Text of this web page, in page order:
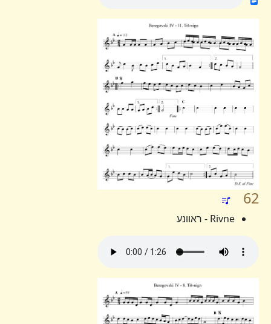
62
Rivne - ראוונע